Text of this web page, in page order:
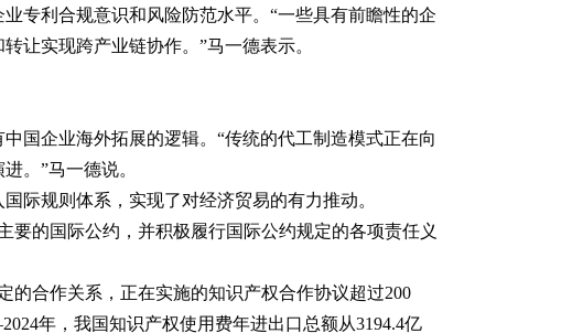
专利合规意识和风险防范水平。“一些具有前瞻性的企
让实现跨产业链协作。”马一德表示。
国企业海外拓展的逻辑。“传统的代工制造模式正在向
。”马一德说。
际规则体系，实现了对经济贸易的有力推动。
要的国际公约，并积极履行国际公约规定的各项责任义
的合作关系，正在实施的知识产权合作协议超过200
年，我国知识产权使用费年进出口总额从3194.4亿